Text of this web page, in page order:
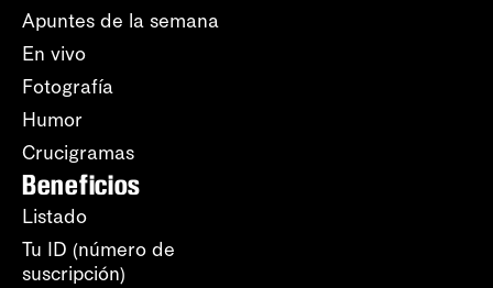
Apuntes de la semana
En vivo
Fotografía
Humor
Crucigramas
Beneficios
Listado
Tu ID (número de
suscripción)